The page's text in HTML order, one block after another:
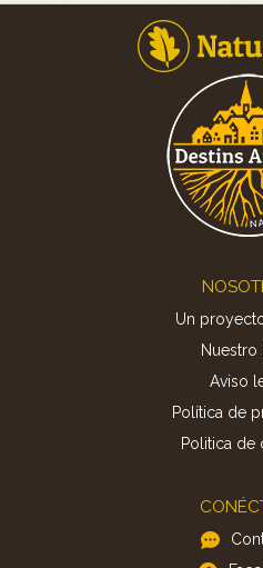
Un
Aviso
Política de
Politica de